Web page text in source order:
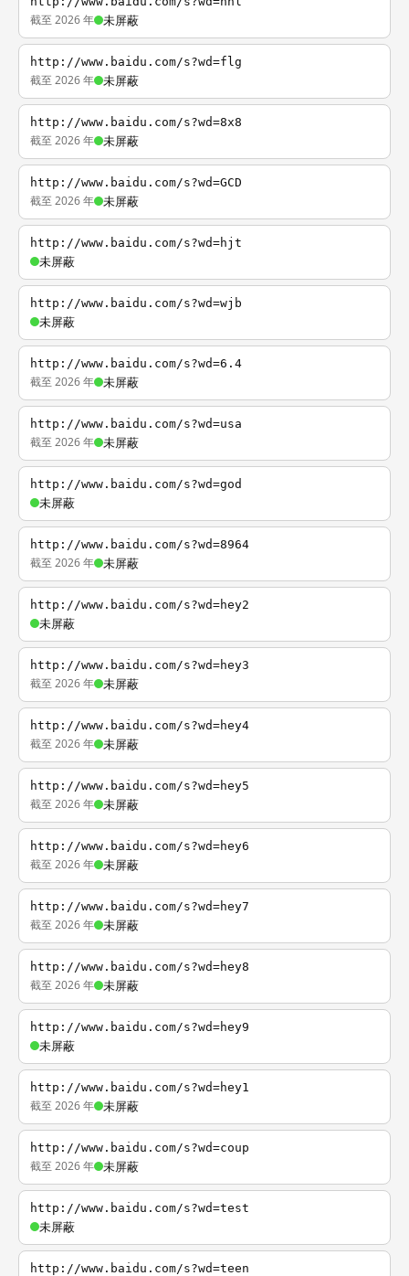
截至 2026 年 未屏蔽
http://www.baidu.com/s?wd=flg
截至 2026 年 未屏蔽
http://www.baidu.com/s?wd=8x8
截至 2026 年 未屏蔽
http://www.baidu.com/s?wd=GCD
截至 2026 年 未屏蔽
http://www.baidu.com/s?wd=hjt
未屏蔽
http://www.baidu.com/s?wd=wjb
未屏蔽
http://www.baidu.com/s?wd=6.4
截至 2026 年 未屏蔽
http://www.baidu.com/s?wd=usa
截至 2026 年 未屏蔽
http://www.baidu.com/s?wd=god
未屏蔽
http://www.baidu.com/s?wd=8964
截至 2026 年 未屏蔽
http://www.baidu.com/s?wd=hey2
未屏蔽
http://www.baidu.com/s?wd=hey3
截至 2026 年 未屏蔽
http://www.baidu.com/s?wd=hey4
截至 2026 年 未屏蔽
http://www.baidu.com/s?wd=hey5
截至 2026 年 未屏蔽
http://www.baidu.com/s?wd=hey6
截至 2026 年 未屏蔽
http://www.baidu.com/s?wd=hey7
截至 2026 年 未屏蔽
http://www.baidu.com/s?wd=hey8
截至 2026 年 未屏蔽
http://www.baidu.com/s?wd=hey9
未屏蔽
http://www.baidu.com/s?wd=hey1
截至 2026 年 未屏蔽
http://www.baidu.com/s?wd=coup
截至 2026 年 未屏蔽
http://www.baidu.com/s?wd=test
未屏蔽
http://www.baidu.com/s?wd=teen